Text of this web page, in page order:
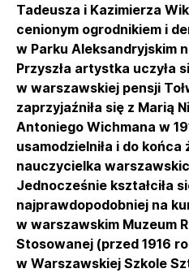
Tadeusza i Kazimierza
cenionym ogrodnikiem i
w Parku Aleksandryjskim
Przyszła artystka uczyła
w warszawskiej pensji
zaprzyjaźniła się z Marią
Antoniego Wichmana w
usamodzielniła i do
nauczycielka
Jednocześnie kształciła
najprawdopodobniej na
w warszawskim Muzeum
Stosowanej (przed 1916
w Warszawskiej Szkole